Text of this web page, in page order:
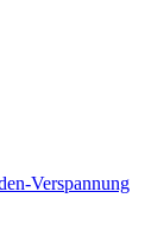
Verspannung